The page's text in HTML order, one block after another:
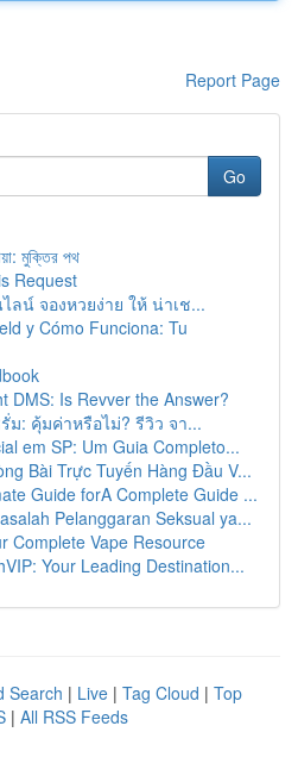
Report Page
Go
মুক্তির পথ
Request
ลน์ จองหวยง่าย ให้ น่าเช...
y Cómo Funciona: Tu
DMS: Is Revver the Answer?
ม: คุ้มค่าหรือไม่? รีวิว จา...
em SP: Um Guia Completo...
Bài Trực Tuyến Hàng Đầu V...
Guide forA Complete Guide ...
Pelanggaran Seksual ya...
Complete Vape Resource
Your Leading Destination...
Search | Live | Tag Cloud | Top
| All RSS Feeds